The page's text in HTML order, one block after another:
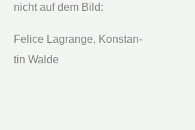
nicht auf dem Bild:
Felice Lagrange, Kon­stan­
tin Walde